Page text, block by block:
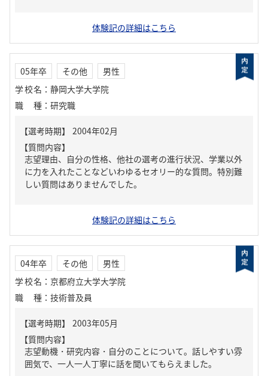
体験記の詳細はこちら
05年卒 その他
男性
学校名 ： 静岡大学大学院
職種 ： 研究職
【質問内容】
志望理由、自分の性格、他社の選考の進行状況、学業以外
に力を入れたことなどいわゆるセオリー的な質問。特別難
しい質問はありませんでした。
体験記の詳細はこちら
04年卒 その他
男性
学校名 ： 京都府立大学大学院
職種 ： 技術普及員
【質問内容】
志望動機・研究内容・自分のことについて。話しやすい雰
囲気で、一人一人丁寧に話を聞いてもらえました。